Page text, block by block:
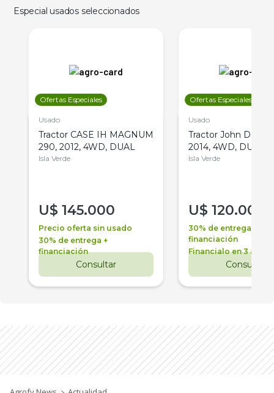
Especial usados seleccionados
Ofertas Especiales
Usado
Tractor CASE IH MAGNUM
290, 2012, 4WD, DUAL
Isla Verde
U$ 145.000
Precio oferta sin usado
30% de entrega +
financiación
Consultar
Ofertas Especiales
Usado
Tractor John Deere
2014, 4WD, DUAL
Isla Verde
U$ 120.000
30% de entrega +
financiación
Financialo en 3 años
Consultar